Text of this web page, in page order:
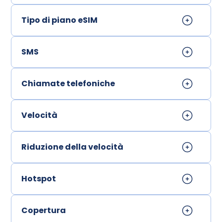
Tipo di piano eSIM
SMS
Chiamate telefoniche
Velocità
Riduzione della velocità
Hotspot
Copertura